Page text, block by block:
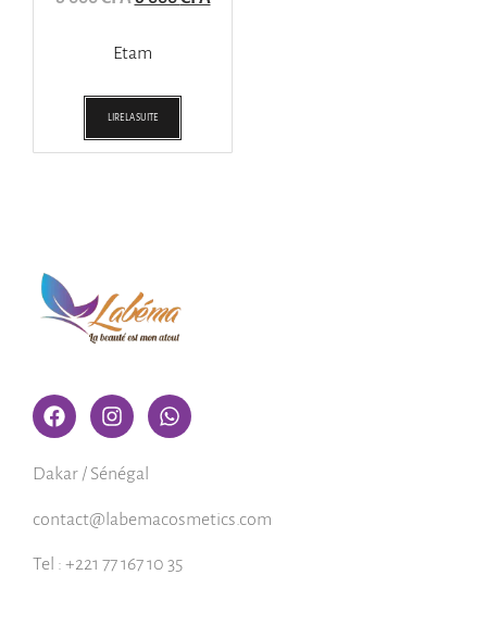
Etam
LIRE LA SUITE
Dakar / Sénégal
contact@labemacosmetics.com
Tel : +221 77 167 10 35